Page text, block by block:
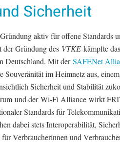
Sicherheit
aktiv für offene Standards
Gründung des VTKE kämpfte
Deutschland. Mit derSAFENet
Souveränität im Heimnetz aus,
Sicherheit und Stabilität
und der Wi-Fi Alliance wirkt
Standards für
dabei stets Interoperabilität,
Verbraucherinnen und